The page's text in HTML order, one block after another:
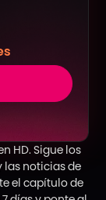
HD. Sigue los
las noticias de
el capítulo de